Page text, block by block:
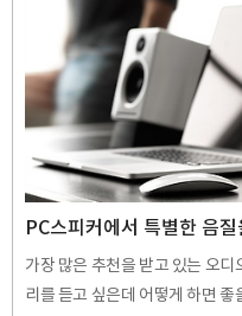
PC스피커에서 특별한 음
가장 많은 추천을 받고 있는 오
리를 듣고 싶은데 어떻게 하면 좋